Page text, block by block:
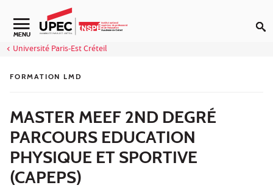
Aller au contenu
Navigation secondaire
MENU
Université Paris-Est Créteil
FORMATION LMD
MASTER MEEF 2ND DEGRÉ
PARCOURS EDUCATION
PHYSIQUE ET SPORTIVE
(CAPEPS)